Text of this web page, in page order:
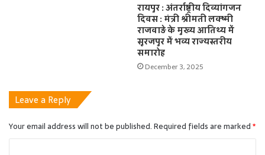
रायपुर : अंतर्राष्ट्रीय दिव्यांगजन
दिवस : मंत्री श्रीमती लक्ष्मी
राजवाड़े के मुख्य आतिथ्य में
सूरजपुर में भव्य राज्यस्तरीय
समारोह
December 3, 2025
Leave a Reply
Your email address will not be published.Required fields are marked*